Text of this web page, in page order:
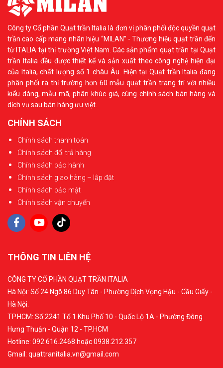
Công ty Cổ phần Quạt trần Italia là đơn vị phân phối độc quyền quạt
trần cao cấp mang nhãn hiệu “MILAN” - Thương hiệu quạt trần đến
từ ITALIA tại thị trường Việt Nam. Các sản phẩm quạt trần tại Quạt
trần Italia đều được thiết kế và sản xuất theo công nghệ hiện đại
của Italia, chất lượng số 1 châu Âu. Hiện tại Quạt trần Italia đang
phân phối ra thị trường hơn 60 mẫu quạt trần trang trí với nhiều
kiểu dáng, mẫu mã, phân khúc giá, cùng chính sách bán hàng và
dịch vụ sau bán hàng ưu việt.
CHÍNH SÁCH
Chính sách thanh toán
Chính sách đổi trả hàng
Chính sách bảo hành
Chính sách giao hàng – lắp đặt
Chính sách bảo mật
Chính sách vận chuyển
THÔNG TIN LIÊN HỆ
CÔNG TY CỔ PHẦN QUẠT TRẦN ITALIA
Hà Nội: Số 24 Ngõ 86 Duy Tân - Phường Dịch Vọng Hậu - Cầu Giấy -
Hà Nội.
TP.HCM: Số 2241 Tổ 1 Khu Phố 10 - Quốc Lộ 1A - Phường Đông
Hưng Thuận - Quận 12 - TP.HCM
Hotline: 092.616.2468 hoặc 0938.212.357
Gmail: quattranitalia.vn@gmail.com